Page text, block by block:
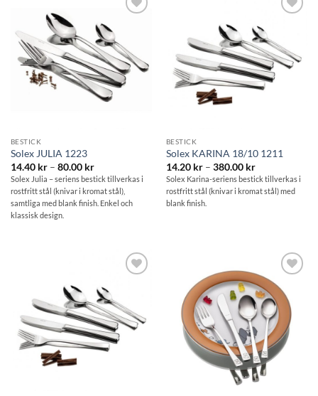
önskelistan
BESTICK
Solex JULIA 1223
14.40 kr – 80.00 krPrisintervall:
14.40 kr
till
80.00 kr
Solex Julia – seriens bestick tillverkas i
rostfritt stål (knivar i kromat stål),
samtliga med blank finish. Enkel och
klassisk design.
önskelistan
BESTICK
Solex KARINA 18/10 1211
14.20 kr – 380.00 krPrisintervall:
14.20 kr
till
380.00 kr
Solex Karina-seriens bestick tillverkas i
rostfritt stål (knivar i kromat stål) med
blank finish.
önskelistan
Lägg till i
önskelistan